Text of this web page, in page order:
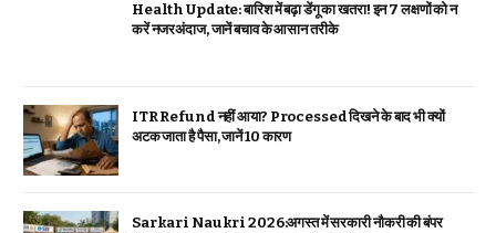
Health Update: बारिश में बढ़ा डेंगू का खतरा! इन 7 लक्षणों को न
करें नजरअंदाज, जानें बचाव के आसान तरीके
ITR Refund नहीं आया? Processed दिखने के बाद भी क्यों
अटक जाता है पैसा, जानें 10 कारण
Sarkari Naukri 2026:अगस्त में सरकारी नौकरी की बंपर